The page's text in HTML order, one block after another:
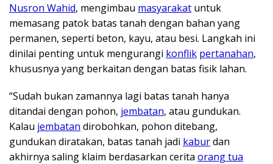
Nusron Wahid, mengimbau masyarakat untuk
memasang patok batas tanah dengan bahan yang
permanen, seperti beton, kayu, atau besi. Langkah ini
dinilai penting untuk mengurangi konflik pertanahan,
khususnya yang berkaitan dengan batas fisik lahan.
“Sudah bukan zamannya lagi batas tanah hanya
ditandai dengan pohon, jembatan, atau gundukan.
Kalau jembatan dirobohkan, pohon ditebang,
gundukan diratakan, batas tanah jadi kaburdan
akhirnya saling klaim berdasarkan cerita orang tua